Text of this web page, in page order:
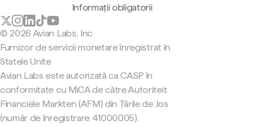
Informații obligatorii
© 2026 Avian Labs, Inc
Furnizor de servicii monetare înregistrat în
Statele Unite
Avian Labs este autorizată ca CASP în
conformitate cu MiCA de către Autoriteit
Financiële Markten (AFM) din Țările de Jos
(număr de înregistrare 41000005).